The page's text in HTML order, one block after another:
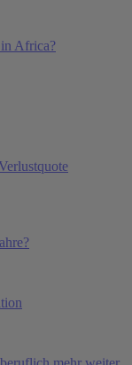
Africa?